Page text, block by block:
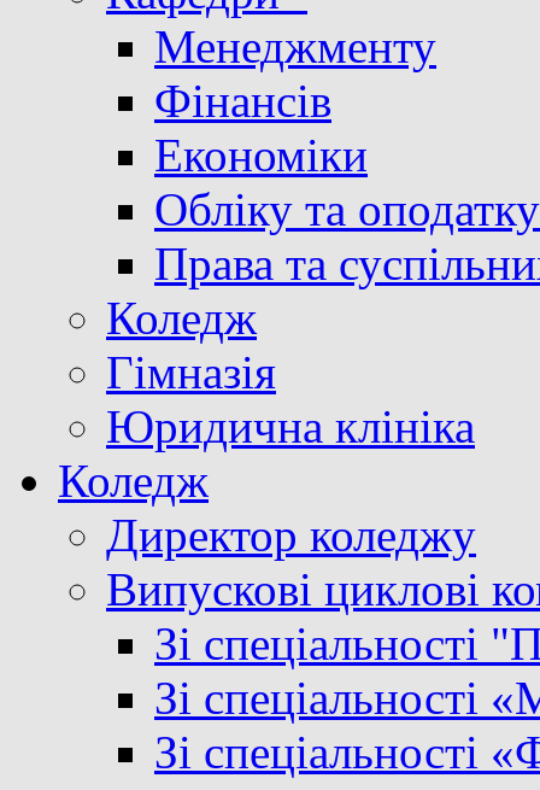
Менеджменту
Фінансів
Економіки
Обліку та
Права та
Коледж
Гімназія
Юридична клініка
Коледж
Директор коледжу
Випускові циклові
Зі спеціальності
Зі спеціальності
Зі спеціальності